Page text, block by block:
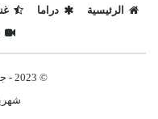
الرئيسية دراما
© 2023 - جميع الحقوق محفوظة.